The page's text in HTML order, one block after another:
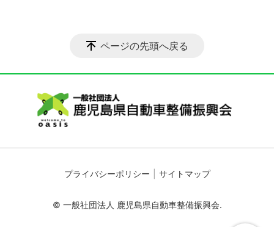
ページの先頭へ戻る
プライバシーポリシー サイトマップ
© 一般社団法人 鹿児島県自動車整備振興会.